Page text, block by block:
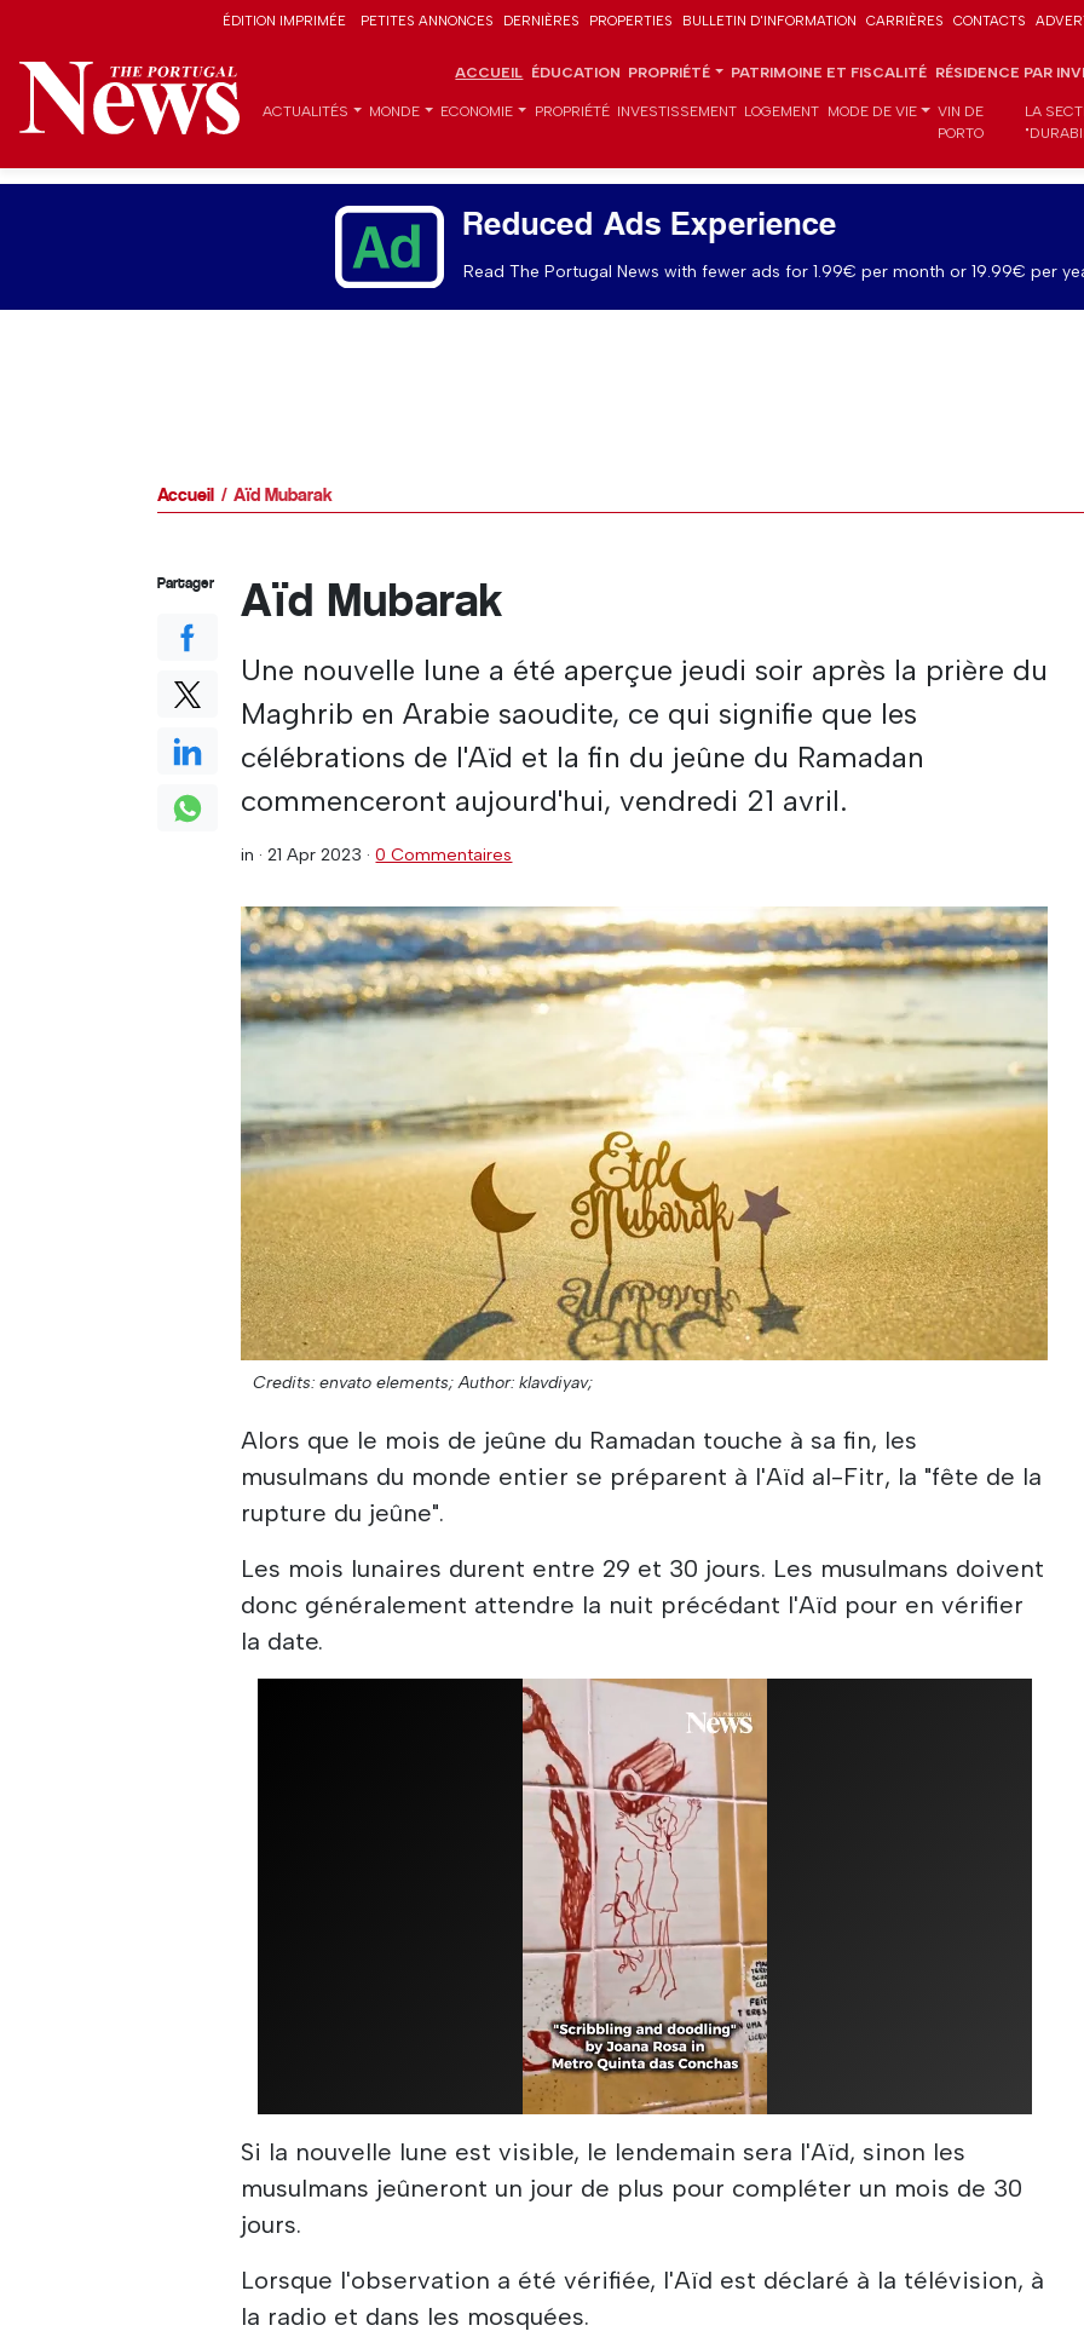
ÉDITION IMPRIMÉE PETITES ANNONCES DERNIÈRES PROPERTIES BULLETIN D'INFORMATION CARRIÈRES CONTACTS
ACCUEIL ÉDUCATION PROPRIÉTÉ PATRIMOINE ET FISCALITÉ RÉSIDENCE PAR
ACTUALITÉS MONDE ECONOMIE PROPRIÉTÉ INVESTISSEMENT LOGEMENT MODE DE VIE
VIN DE
PORTO
LA
Reduced Ads Experience
Read The Portugal News with fewer ads for 1.99€ per month or 19.99€ per
Accueil Aïd Mubarak
Aïd Mubarak
Une nouvelle lune a été aperçue jeudi soir après la prière du
Maghrib en Arabie saoudite, ce qui signifie que les
célébrations de l'Aïd et la fin du jeûne du Ramadan
commenceront aujourd'hui, vendredi 21 avril.
in ·21 Apr 2023 ·0 Commentaires
Credits: envato elements; Author: klavdiyav;
Alors que le mois de jeûne du Ramadan touche à sa fin, les
musulmans du monde entier se préparent à l'Aïd al-Fitr, la "fête de la
rupture du jeûne".
Les mois lunaires durent entre 29 et 30 jours. Les musulmans doivent
donc généralement attendre la nuit précédant l'Aïd pour en vérifier
la date.
Si la nouvelle lune est visible, le lendemain sera l'Aïd, sinon les
musulmans jeûneront un jour de plus pour compléter un mois de 30
jours.
Lorsque l'observation a été vérifiée, l'Aïd est déclaré à la télévision, à
la radio et dans les mosquées.
Partager